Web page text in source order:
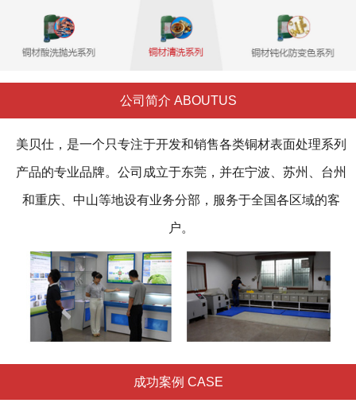
公司简介 ABOUTUS
美贝仕，是一个只专注于开发和销售各类铜材表面处理系列
产品的专业品牌。公司成立于东莞，并在宁波、苏州、台州
和重庆、中山等地设有业务分部，服务于全国各区域的客
户。
成功案例 CASE